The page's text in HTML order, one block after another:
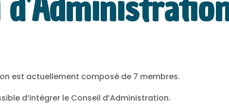
est actuellement composé de 7 membres.
d’intégrer le Conseil d’Administration.